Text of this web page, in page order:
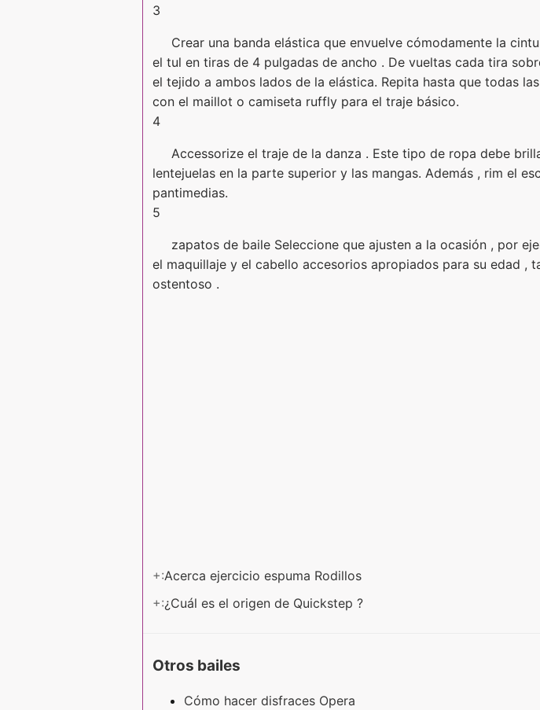
3
Crear una banda elástica que envuelve cómodamente la
el tul en tiras de 4 pulgadas de ancho . De vueltas cada tira
el tejido a ambos lados de la elástica. Repita hasta que todas
con el maillot o camiseta ruffly para el traje básico.
4
Accessorize el traje de la danza . Este tipo de ropa debe
lentejuelas en la parte superior y las mangas. Además , rim el
pantimedias.
5
zapatos de baile Seleccione que ajusten a la ocasión , por
el maquillaje y el cabello accesorios apropiados para su edad
ostentoso .
+:Acerca ejercicio espuma Rodillos
+:¿Cuál es el origen de Quickstep ?
Otros bailes
Cómo hacer disfraces Opera